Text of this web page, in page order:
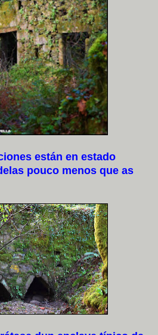
están en estado
pouco menos que as